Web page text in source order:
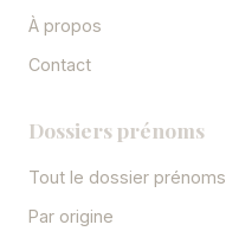
À propos
Contact
Dossiers prénoms
Tout le dossier prénoms
Par origine